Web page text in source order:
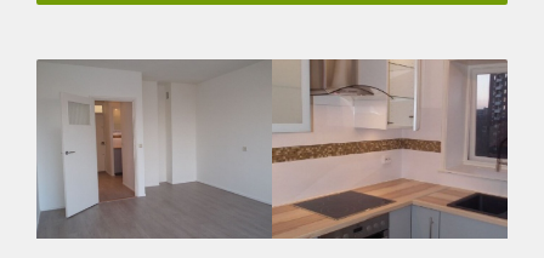
Gedeelde Douche: Nee
Gedeelde woonkamer: Nee
Huisgenoten: Nee
Geslacht huisgenoten: N.v.t.